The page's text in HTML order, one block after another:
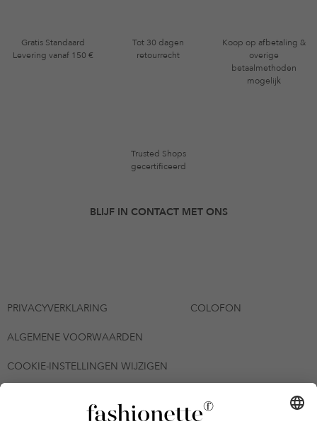
Gratis Standaard
Levering vanaf 150 €
Tot 30 dagen
retourrecht
Koop op afbetaling &
overige
betaalmethoden
mogelijk
Trusted Shops
gecertificeerd
BLIJF IN CONTACT MET ONS
PRIVACYVERKLARING COLOFON
ALGEMENE VOORWAARDEN
COOKIE-INSTELLINGEN WIJZIGEN
© 2026 - fashionette Plattform GmbH